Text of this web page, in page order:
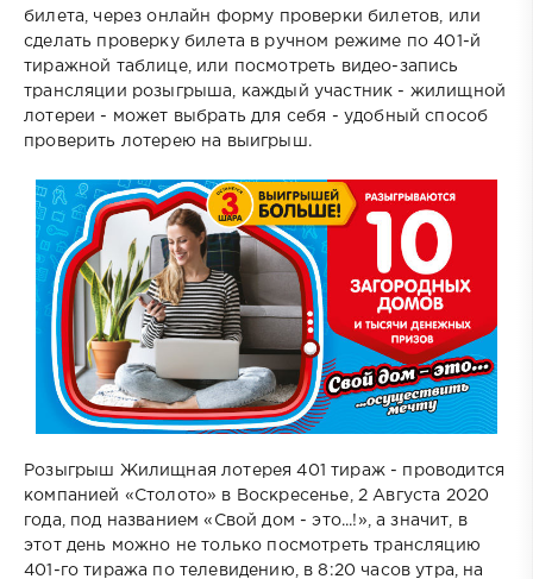
билета, через онлайн форму проверки билетов, или
сделать проверку билета в ручном режиме по 401-й
тиражной таблице, или посмотреть видео-запись
трансляции розыгрыша, каждый участник - жилищной
лотереи - может выбрать для себя - удобный способ
проверить лотерею на выигрыш.
Розыгрыш Жилищная лотерея 401 тираж - проводится
компанией «Столото» в Воскресенье, 2 Августа 2020
года, под названием «Свой дом - это...!», а значит, в
этот день можно не только посмотреть трансляцию
401-го тиража по телевидению, в 8:20 часов утра, на